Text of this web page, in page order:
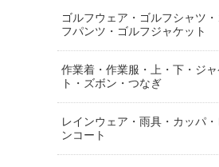
ゴルフウェア・ゴルフシャツ
フパンツ・ゴルフジャケット
作業着・作業服・上・下・ジャ
ト・ズボン・つなぎ
レインウェア・雨具・カッパ・
ンコート